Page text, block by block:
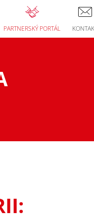
PARTNERSKÝ PORTÁL